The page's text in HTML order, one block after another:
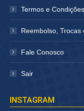
Termos e Condições
Reembolso, Trocas
Fale Conosco
Sair
INSTAGRAM